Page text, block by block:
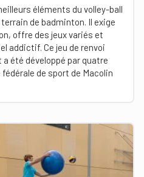
éléments du volley-ball
de badminton. Il exige
offre des jeux variés et
addictif. Ce jeu de renvoi
été développé par quatre
de sport de Macolin